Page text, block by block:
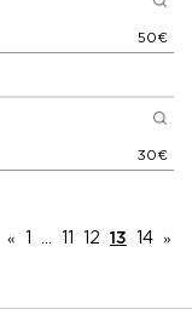
50€
30€
« 12 13 14 »